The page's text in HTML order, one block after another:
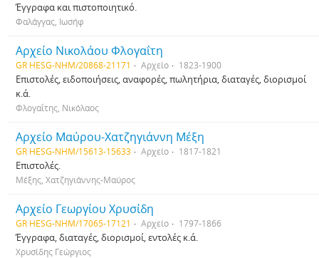
Έγγραφα και πιστοποιητικό.
Φαλάγγας, Ιωσήφ
Αρχείο Νικολάου Φλογαΐτη
GR HESG-NHM/20868-21171 Αρχείο 1823-1900
Επιστολές, ειδοποιήσεις, αναφορές, πωλητήρια, διαταγές, διορισμοί
κ.ά.
Φλογαΐτης, Νικόλαος
Αρχείο Μαύρου-Χατζηγιάννη Μέξη
GR HESG-NHM/15613-15633 Αρχείο 1817-1821
Επιστολές.
Μέξης, Χατζηγιάννης-Μαύρος
Αρχείο Γεωργίου Χρυσίδη
GR HESG-NHM/17065-17121 Αρχείο 1797-1866
Έγγραφα, διαταγές, διορισμοί, εντολές κ.ά.
Χρυσίδης Γεώργιος